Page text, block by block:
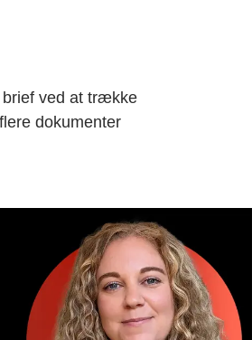
ved at trække
dokumenter